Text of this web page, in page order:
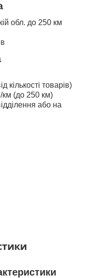
обл. до 250 км
кількості товарів)
км (до 250 км)
або на